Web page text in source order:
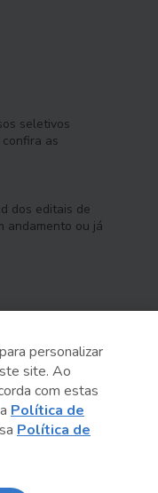
seletivos
as
dos editais de
andamento ou já
Paulo
personalizar
site. Ao
com estas
Política de
Política de